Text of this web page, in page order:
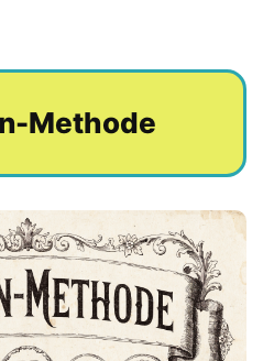
Methode